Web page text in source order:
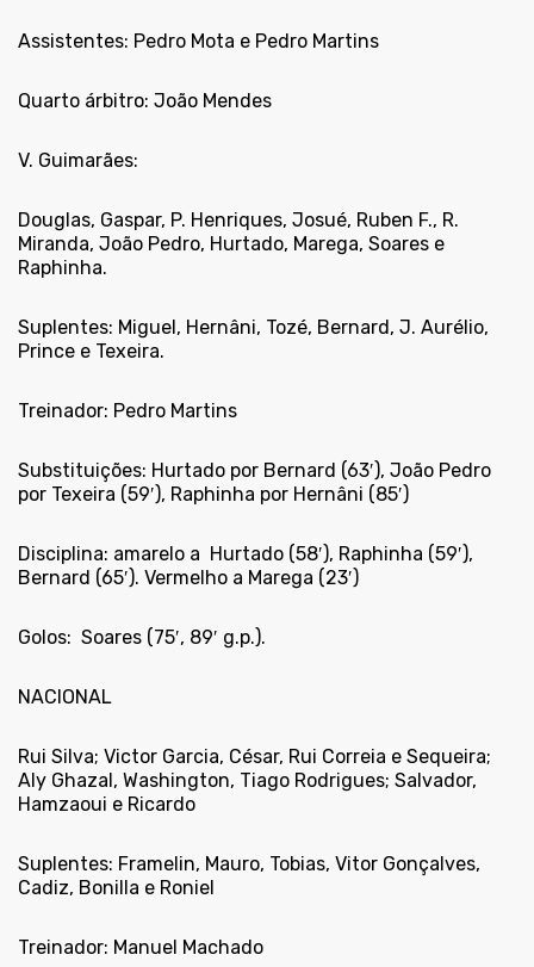
Assistentes: Pedro Mota e Pedro Martins
Quarto árbitro: João Mendes
V. Guimarães:
Douglas, Gaspar, P. Henriques, Josué, Ruben F., R.
Miranda, João Pedro, Hurtado, Marega, Soares e
Raphinha.
Suplentes: Miguel, Hernâni, Tozé, Bernard, J. Aurélio,
Prince e Texeira.
Treinador: Pedro Martins
Substituições: Hurtado por Bernard (63′), João Pedro
por Texeira (59′), Raphinha por Hernâni (85′)
Disciplina: amarelo a Hurtado (58′), Raphinha (59′),
Bernard (65′). Vermelho a Marega (23′)
Golos: Soares (75′, 89′ g.p.).
NACIONAL
Rui Silva; Victor Garcia, César, Rui Correia e Sequeira;
Aly Ghazal, Washington, Tiago Rodrigues; Salvador,
Hamzaoui e Ricardo
Suplentes: Framelin, Mauro, Tobias, Vitor Gonçalves,
Cadiz, Bonilla e Roniel
Treinador: Manuel Machado